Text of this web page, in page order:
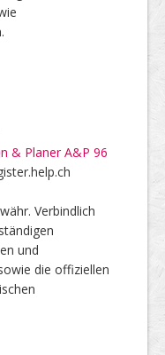
& Planer A&P 96
Verbindlich
und
die offiziellen